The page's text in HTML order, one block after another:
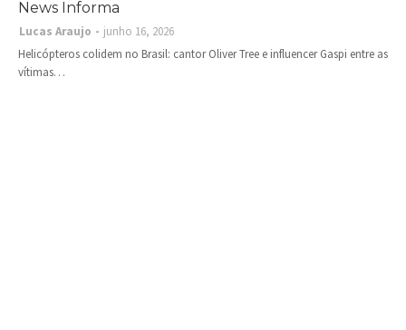
News Informa
Lucas Araujo
junho 16, 2026
Helicópteros colidem no Brasil: cantor Oliver Tree e influencer Gaspi entre as
vítimas…